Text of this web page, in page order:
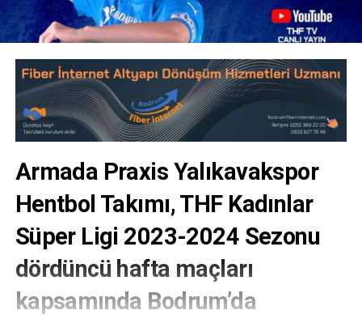
Armada Praxis Yalıkavakspor
Hentbol Takımı, THF Kadınlar
Süper Ligi 2023-2024 Sezonu
dördüncü hafta maçları
kapsamında Bodrum’da